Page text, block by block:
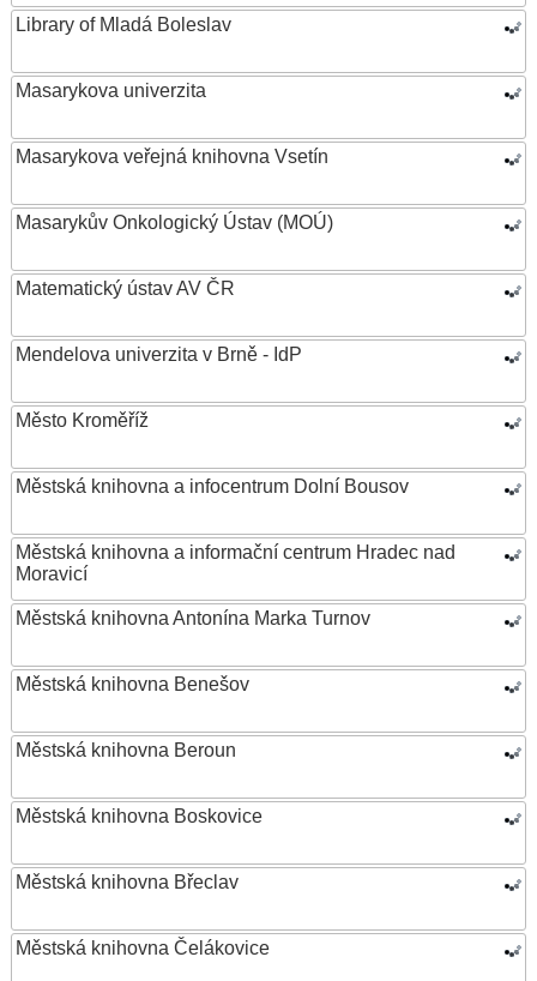
Library of Mladá Boleslav
Masarykova univerzita
Masarykova veřejná knihovna Vsetín
Masarykův Onkologický Ústav (MOÚ)
Matematický ústav AV ČR
Mendelova univerzita v Brně - IdP
Město Kroměříž
Městská knihovna a infocentrum Dolní Bousov
Městská knihovna a informační centrum Hradec nad
Moravicí
Městská knihovna Antonína Marka Turnov
Městská knihovna Benešov
Městská knihovna Beroun
Městská knihovna Boskovice
Městská knihovna Břeclav
Městská knihovna Čelákovice